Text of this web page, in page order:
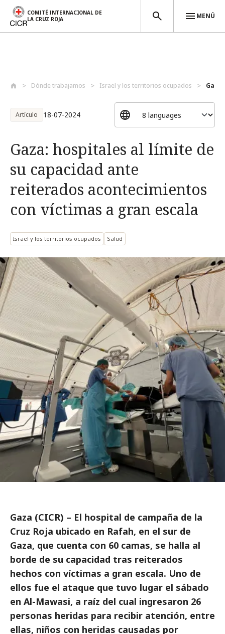
COMITÉ INTERNACIONAL DE
LA CRUZ ROJA
MENÚ
Dónde trabajamos Israel y los territorios ocupados
Artículo 18-07-2024
Gaza: hospitales al límite de
su capacidad ante
reiterados acontecimientos
con víctimas a gran escala
Israel y los territorios ocupados Salud
Gaza (CICR) – El hospital de campaña de la
Cruz Roja ubicado en Rafah, en el sur de
Gaza, que cuenta con 60 camas, se halla al
borde de su capacidad tras reiterados
hechos con víctimas a gran escala. Uno de
ellos fue el ataque que tuvo lugar el sábado
en Al-Mawasi, a raíz del cual ingresaron 26
personas heridas para recibir atención, entre
ellas, niños con heridas causadas por